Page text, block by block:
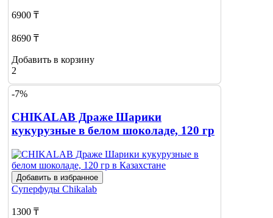
6900 ₸
8690 ₸
Добавить в корзину
2
-7%
CHIKALAB Драже Шарики
кукурузные в белом шоколаде, 120 гр
Добавить в избранное
Суперфуды Chikalab
1300 ₸